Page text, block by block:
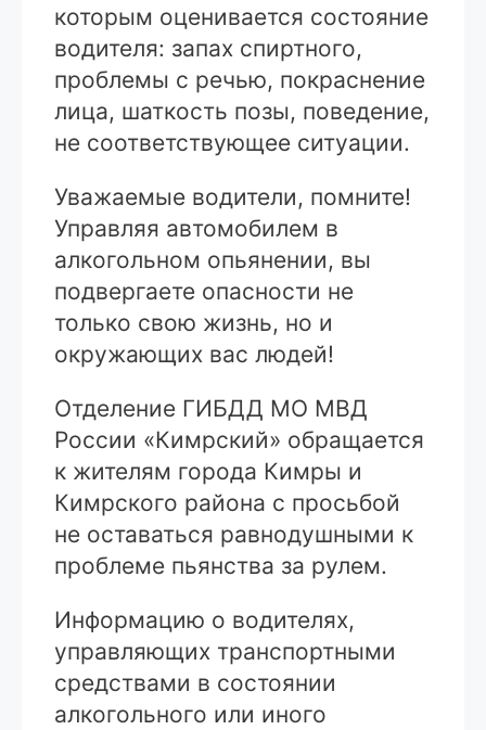
которым оценивается состояние
водителя: запах спиртного,
проблемы с речью, покраснение
лица, шаткость позы, поведение,
не соответствующее ситуации.
Уважаемые водители, помните!
Управляя автомобилем в
алкогольном опьянении, вы
подвергаете опасности не
только свою жизнь, но и
окружающих вас людей!
Отделение ГИБДД МО МВД
России «Кимрский» обращается
к жителям города Кимры и
Кимрского района с просьбой
не оставаться равнодушными к
проблеме пьянства за рулем.
Информацию о водителях,
управляющих транспортными
средствами в состоянии
алкогольного или иного